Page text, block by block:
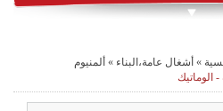
» أشغال عامة،البناء » ألمنيوم
الوماتيك